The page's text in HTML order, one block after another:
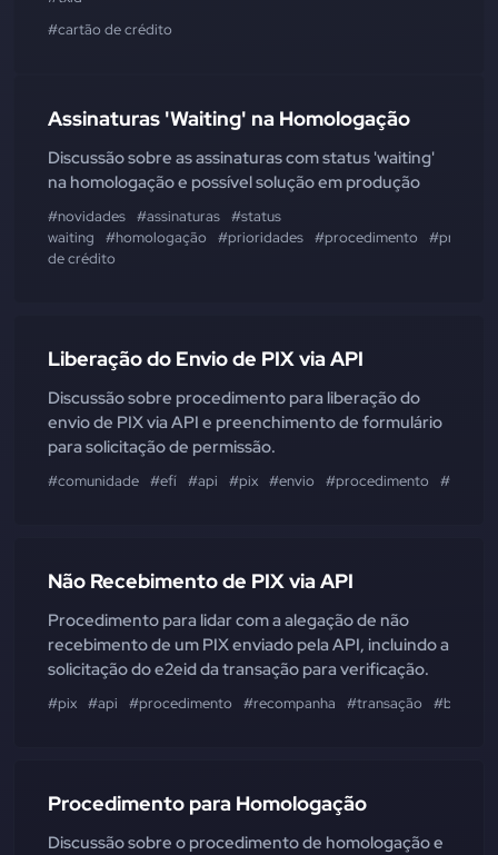
#cartão de crédito
Assinaturas 'Waiting' na Homologação
Discussão sobre as assinaturas com status 'waiting'
na homologação e possível solução em produção
#novidades #assinaturas #status
waiting
#homologação #prioridades #procedimento
de crédito
Liberação do Envio de PIX via API
Discussão sobre procedimento para liberação do
envio de PIX via API e preenchimento de formulário
para solicitação de permissão.
#comunidade #efí #api #pix #envio #procedimento
Não Recebimento de PIX via API
Procedimento para lidar com a alegação de não
recebimento de um PIX enviado pela API, incluindo a
solicitação do e2eid da transação para verificação.
#pix #api #procedimento #recompanha #transação #banco
Procedimento para Homologação
Discussão sobre o procedimento de homologação e